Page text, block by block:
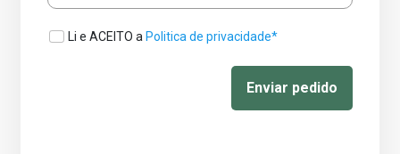
Li e ACEITO a Politica de privacidade*
Enviar pedido